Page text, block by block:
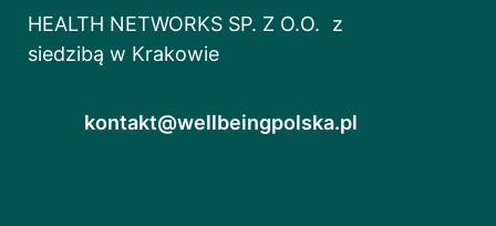
HEALTH NETWORKS SP. Z O.O. z
siedzibą w Krakowie
kontakt@wellbeingpolska.pl